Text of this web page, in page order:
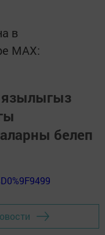
в
MАХ:
язылыгыз
белеп